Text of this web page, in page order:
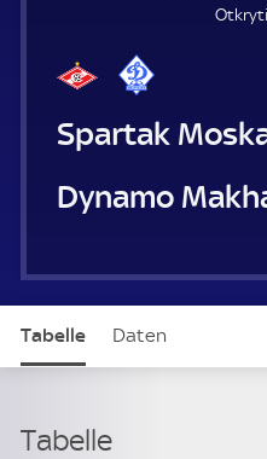
Spartak
Dynamo
Tabelle Daten
Tabelle